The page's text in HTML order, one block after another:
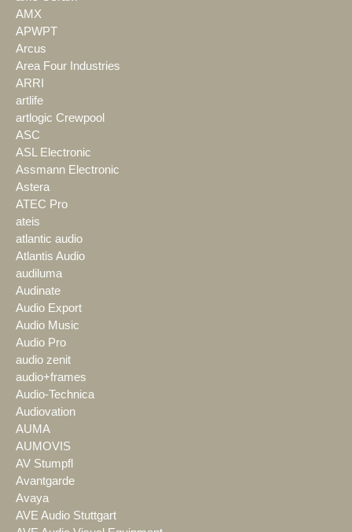
AMX
APWPT
Arcus
Area Four Industries
ARRI
artlife
artlogic Crewpool
ASC
ASL Electronic
Assmann Electronic
Astera
ATEC Pro
ateis
atlantic audio
Atlantis Audio
audiluma
Audinate
Audio Export
Audio Music
Audio Pro
audio zenit
audio+frames
Audio-Technica
Audiovation
AUMA
AUMOVIS
AV Stumpfl
Avantgarde
Avaya
AVE Audio Stuttgart